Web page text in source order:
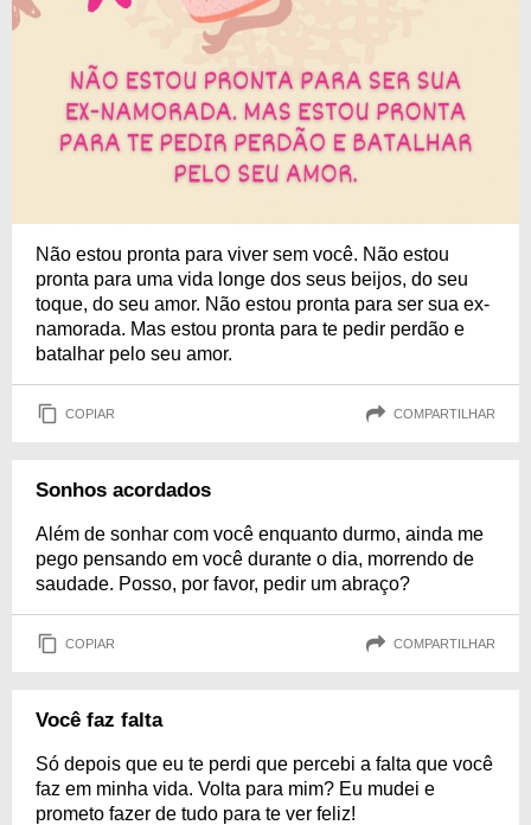
Não estou pronta para viver sem você. Não estou
pronta para uma vida longe dos seus beijos, do seu
toque, do seu amor. Não estou pronta para ser sua ex-
namorada. Mas estou pronta para te pedir perdão e
batalhar pelo seu amor.
COPIAR COMPARTILHAR
Sonhos acordados
Além de sonhar com você enquanto durmo, ainda me
pego pensando em você durante o dia, morrendo de
saudade. Posso, por favor, pedir um abraço?
COPIAR COMPARTILHAR
Você faz falta
Só depois que eu te perdi que percebi a falta que você
faz em minha vida. Volta para mim? Eu mudei e
prometo fazer de tudo para te ver feliz!